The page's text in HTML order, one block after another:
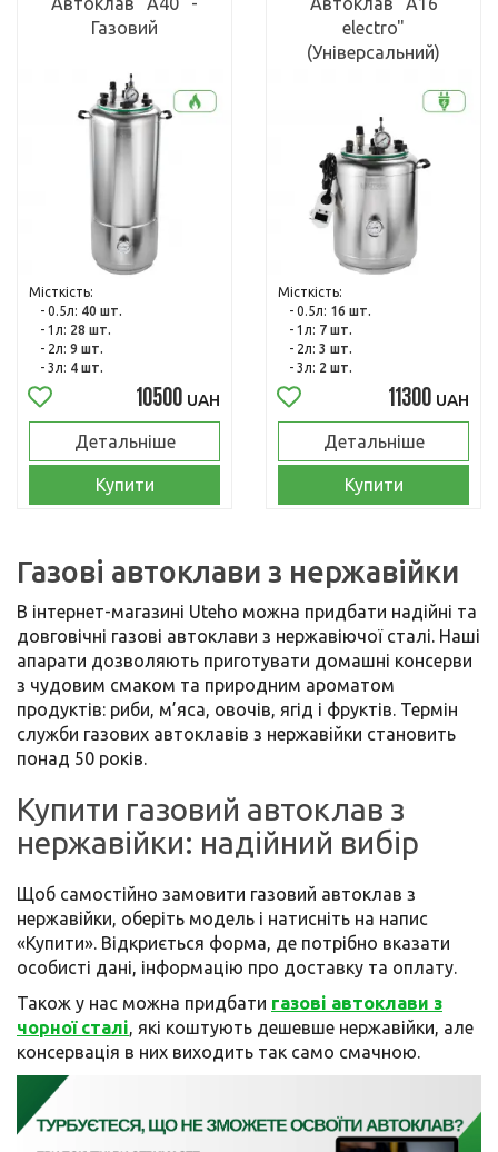
Газовий
Місткість:
- 0.5л: 40 шт.
- 1л: 28 шт.
- 2л: 9 шт.
- 3л: 4 шт.
10500 UAH
Детальніше
Купити
electro"
(Універсальний)
Місткість:
- 0.5л: 16 шт.
- 1л: 7 шт.
- 2л: 3 шт.
- 3л: 2 шт.
11300 UAH
Детальніше
Купити
Газові автоклави з нержавійки
В інтернет-магазині Uteho можна придбати надійні та
довговічні газові автоклави з нержавіючої сталі. Наші
апарати дозволяють приготувати домашні консерви
з чудовим смаком та природним ароматом
продуктів: риби, м’яса, овочів, ягід і фруктів. Термін
служби газових автоклавів з нержавійки становить
понад 50 років.
Купити газовий автоклав з
нержавійки: надійний вибір
Щоб самостійно замовити газовий автоклав з
нержавійки, оберіть модель і натисніть на напис
«Купити». Відкриється форма, де потрібно вказати
особисті дані, інформацію про доставку та оплату.
Також у нас можна придбати газові автоклави з
чорної сталі, які коштують дешевше нержавійки, але
консервація в них виходить так само смачною.